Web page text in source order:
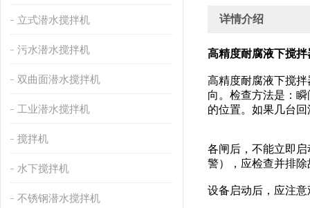
立式潜水搅拌机
污水潜水搅拌机
双曲面潜水搅拌机
工业潜水搅拌机
搅拌机
水下搅拌机
不锈钢潜水搅拌机
详情介绍
高精度耐腐液下搅拌
高精度耐腐液下搅
向。检查方法是：
的位置。如果几台
各闸后，不能立即
警），应检查并排
设备启动后，应注